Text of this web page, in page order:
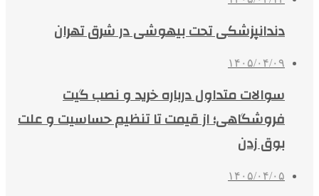
دندانپزشکی تحت بیهوشی در شرق تهران
۱۴۰۵/۰۴/۰۹
سوالات متداول درباره خرید و نصب گیت
فروشگاهی؛ از قیمت تا تنظیم حساسیت و علت
بوق زدن
۱۴۰۵/۰۴/۰۵